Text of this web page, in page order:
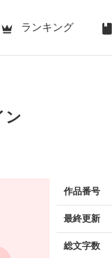
ランキング
ン
作品番号
最終更新
総文字数